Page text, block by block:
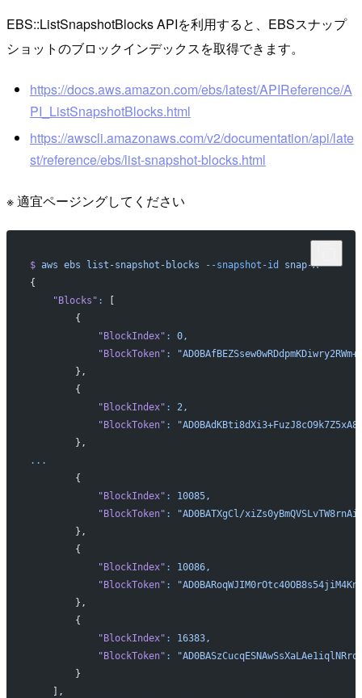
EBS::ListSnapshotBlocks APIを利用すると、EBSスナップ
ショットのブロックインデックスを取得できます。
https://docs.aws.amazon.com/ebs/latest/APIReference/A
PI_ListSnapshotBlocks.html
https://awscli.amazonaws.com/v2/documentation/api/late
st/reference/ebs/list-snapshot-blocks.html
※ 適宜ページングしてください
$ aws ebs list-snapshot-blocks --snapshot-id
snap-A
{
    "Blocks"
:
[
        {
            "BlockIndex"
:
0,
            "BlockToken"
:
        },
        {
            "BlockIndex"
:
2,
            "BlockToken"
:
        },
...
        {
            "BlockIndex"
:
10085,
            "BlockToken"
:
"AD0BATXgCl/
        },
        {
            "BlockIndex"
:
10086,
            "BlockToken"
:
        },
        {
            "BlockIndex"
:
16383,
            "BlockToken"
:
        }
    ],